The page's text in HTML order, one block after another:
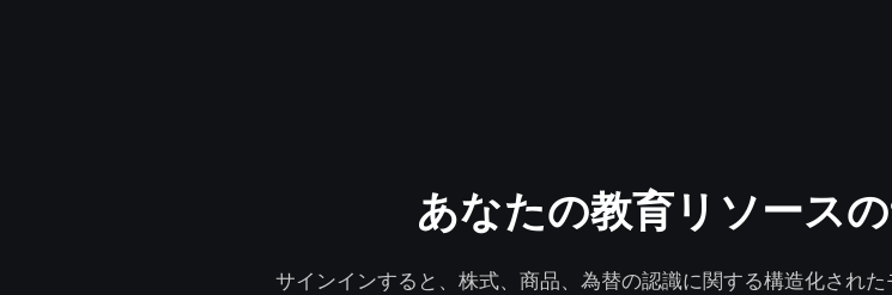
あなたの教育リソース
サインインすると、株式、商品、為替の認識に関する構造化され